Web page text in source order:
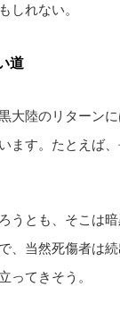
しれない。
道
大陸のリターン
ます。たとえば、
うとも、そこは
、当然死傷者は
ってきそう。